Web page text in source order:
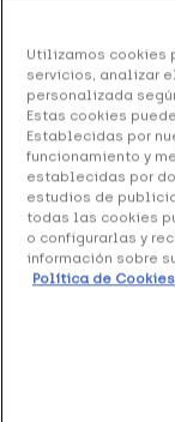
Chicco Cepillo
6M+ Rosa, 1 Ud
5.09 €
+ 10 puntos Healthies
indicado para la
Formato de 1
Utilizamos cookies
servicios, analizar
personalizada
Estas cookies
Establecidas por
funcionamiento y
establecidas por
estudios de
todas las cookies
o configurarlas y
información sobre
Política de